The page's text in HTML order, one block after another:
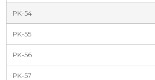
PK-54
PK-55
PK-56
PK-57